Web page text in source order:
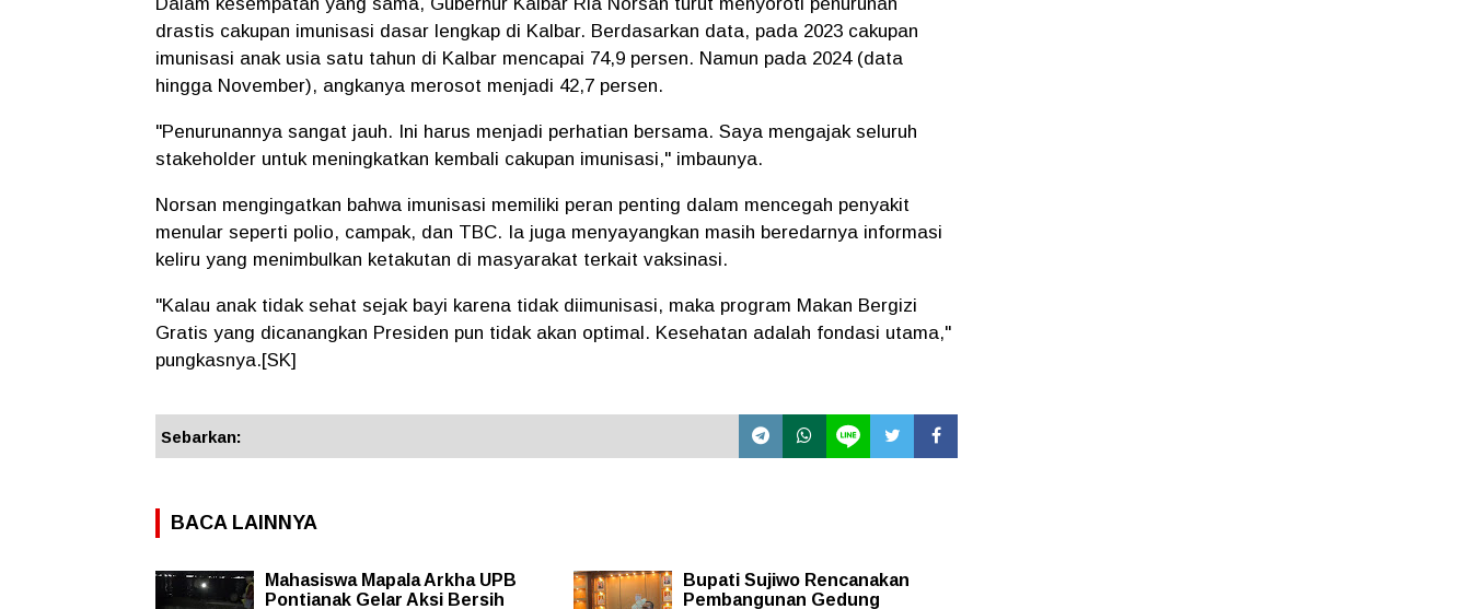
drastis cakupan imunisasi dasar lengkap di Kalbar. Berdasarkan data, pada 2023 cakupan
imunisasi anak usia satu tahun di Kalbar mencapai 74,9 persen. Namun pada 2024 (data
hingga November), angkanya merosot menjadi 42,7 persen.
"Penurunannya sangat jauh. Ini harus menjadi perhatian bersama. Saya mengajak seluruh
stakeholder untuk meningkatkan kembali cakupan imunisasi," imbaunya.
Norsan mengingatkan bahwa imunisasi memiliki peran penting dalam mencegah penyakit
menular seperti polio, campak, dan TBC. Ia juga menyayangkan masih beredarnya informasi
keliru yang menimbulkan ketakutan di masyarakat terkait vaksinasi.
"Kalau anak tidak sehat sejak bayi karena tidak diimunisasi, maka program Makan Bergizi
Gratis yang dicanangkan Presiden pun tidak akan optimal. Kesehatan adalah fondasi utama,"
pungkasnya.[SK]
Sebarkan:
BACA LAINNYA
Mahasiswa Mapala Arkha UPB
Pontianak Gelar Aksi Bersih
Bupati Sujiwo Rencanakan
Pembangunan Gedung